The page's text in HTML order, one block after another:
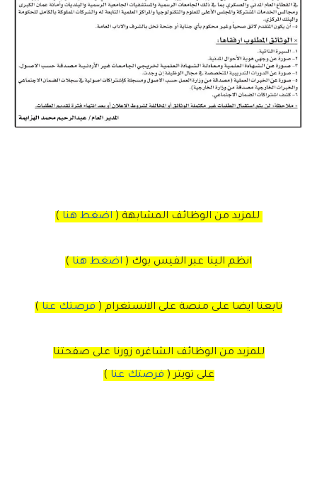
للمزيد من الوظائف المشابهة ( اضغط هنا )
انظم الينا عبر الفيس بوك ( اضغط هنا )
تابعنا ايضا على منصة على الانستغرام ( فرصتك عنا )
للمزيد من الوظائف الشاغره زورنا على صفحتنا
على تويتر( فرصتك عنا )